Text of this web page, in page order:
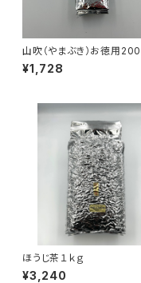
山吹（やまぶき）お徳用200
¥1,728
ほうじ茶１ｋｇ
¥3,240